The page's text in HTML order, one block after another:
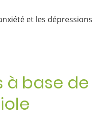
et les dépressions
à base de